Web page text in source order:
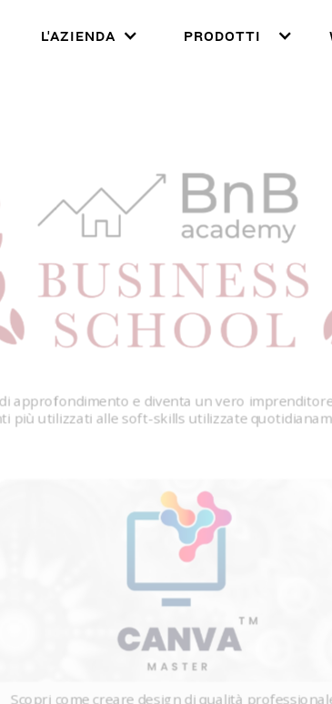
L'AZIENDA PRODOTTI
approfondimento e diventa un vero
più utilizzati alle soft-skills utilizzate
Scopri come creare design di qualità